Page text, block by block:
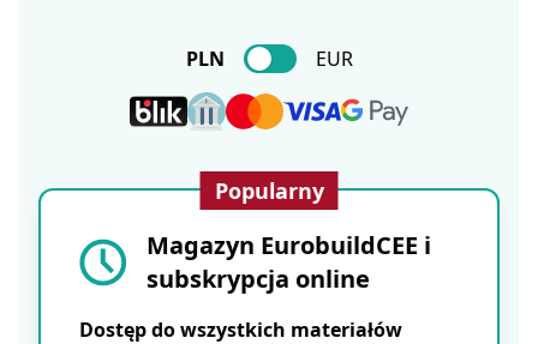
PLN EUR
Popularny
Magazyn EurobuildCEE i
subskrypcja online
Dostęp do wszystkich materiałów